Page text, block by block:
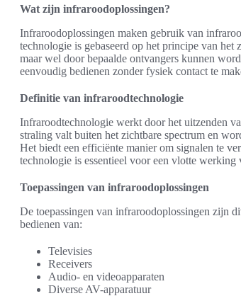
Wat zijn infraroodoplossingen?
Infraroodoplossingen maken gebruik van
technologie is gebaseerd op het principe van
maar wel door bepaalde ontvangers kunnen
eenvoudig bedienen zonder fysiek contact te
Definitie van infraroodtechnologie
Infraroodtechnologie werkt door het uitzenden
straling valt buiten het zichtbare spectrum en
Het biedt een efficiënte manier om signalen te
technologie is essentieel voor een vlotte werking
Toepassingen van infraroodoplossingen
De toepassingen van infraroodoplossingen zijn
bedienen van:
Televisies
Receivers
Audio- en videoapparaten
Diverse AV-apparatuur